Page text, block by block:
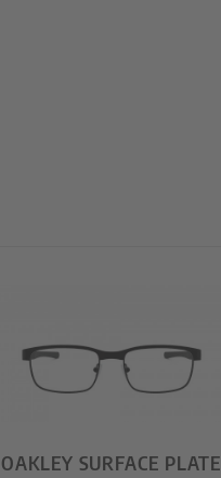
OAKLEY SURFACE PLATE